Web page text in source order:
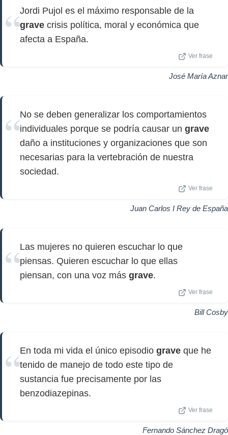
Jordi Pujol es el máximo responsable de la
grave crisis política, moral y económica que
afecta a España.
Ver frase
José María Aznar
No se deben generalizar los comportamientos
individuales porque se podría causar un grave
daño a instituciones y organizaciones que son
necesarias para la vertebración de nuestra
sociedad.
Ver frase
Juan Carlos I Rey de España
Las mujeres no quieren escuchar lo que
piensas. Quieren escuchar lo que ellas
piensan, con una voz más grave.
Ver frase
Bill Cosby
En toda mi vida el único episodio grave que he
tenido de manejo de todo este tipo de
sustancia fue precisamente por las
benzodiazepinas.
Ver frase
Fernando Sánchez Dragó